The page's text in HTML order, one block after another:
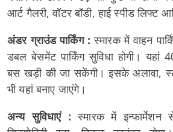
आर्ट गैलरी, वॉटर बॉडी, हाई स्पीड लिफ्ट
अंडर ग्राउंड पार्किंग : स्मारक में वाहन
डबल बेसमेंट पार्किंग सुविधा होगी।
बस खड़ी की जा सकेंगी। इसके अलावा,
भी यहां बनाए जाएंगे।
अन्य सुविधाएं : स्मारक में इन्फार्मेशन